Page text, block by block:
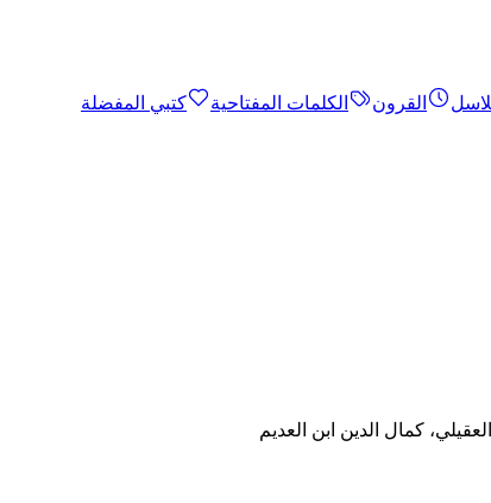
القرون الكلمات المفتاحية
كتبي المفضلة
كمال الدين ابن العديم